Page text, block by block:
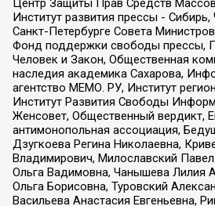
Центр Защиты Прав Средств
Институт развития прессы -
Санкт-Петербурге Совета
Фонд поддержки свободы прессы,
Человек и Закон, Общественная
наследия академика Сахарова,
агентство МЕМО. РУ, Институт
Институт Развития Свободы
Женсовет, Общественный вердикт,
антимонопольная ассоциация,
Дзугкоева Регина Николаевна,
Владимирович, Милославский
Ольга Вадимовна, Чанышева Лилия
Ольга Борисовна, Туровский
Васильева Анастасия Евгеньевна,